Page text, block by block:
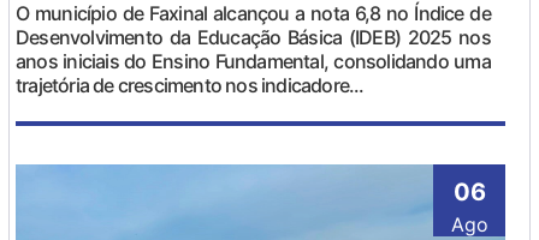
O município de Faxinal alcançou a nota 6,8 no Índice de
Desenvolvimento da Educação Básica (IDEB) 2025 nos
anos iniciais do Ensino Fundamental, consolidando uma
trajetória de crescimento nos indicadore...
06
Ago